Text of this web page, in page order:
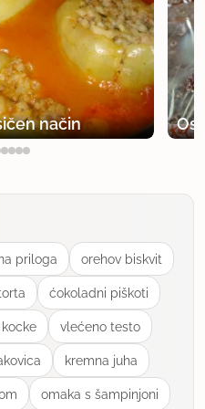
bom pa mesno plast
bučkami ali pa
način
priloga orehov biskvit
ćokoladni piškoti
vlećeno testo
kremna juha
omaka s šampinjoni